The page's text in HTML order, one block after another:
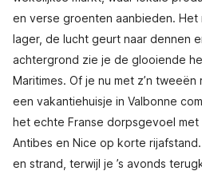
en verse groenten aanbieden. Het
lager, de lucht geurt naar dennen
achtergrond zie je de glooiende
Maritimes. Of je nu met z’n
een vakantiehuisje in Valbonne
het echte Franse dorpsgevoel met
Antibes en Nice op korte
en strand, terwijl je ’s avonds